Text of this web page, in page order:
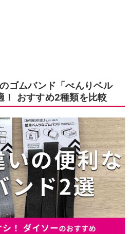
ゴムバンド「べんりベル
！ おすすめ2種類を比較